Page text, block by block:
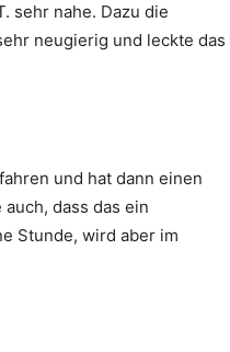
sehr nahe. Dazu die
neugierig und leckte das
und hat dann einen
dass das ein
Stunde, wird aber im